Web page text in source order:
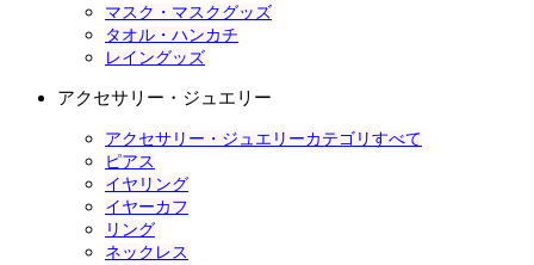
マスク・マスクグッズ
タオル・ハンカチ
レイングッズ
アクセサリー・ジュエリー
アクセサリー・ジュエリーカテゴリすべて
ピアス
イヤリング
イヤーカフ
リング
ネックレス